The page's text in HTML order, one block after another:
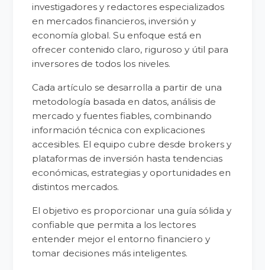
investigadores y redactores especializados
en mercados financieros, inversión y
economía global. Su enfoque está en
ofrecer contenido claro, riguroso y útil para
inversores de todos los niveles.
Cada artículo se desarrolla a partir de una
metodología basada en datos, análisis de
mercado y fuentes fiables, combinando
información técnica con explicaciones
accesibles. El equipo cubre desde brokers y
plataformas de inversión hasta tendencias
económicas, estrategias y oportunidades en
distintos mercados.
El objetivo es proporcionar una guía sólida y
confiable que permita a los lectores
entender mejor el entorno financiero y
tomar decisiones más inteligentes.